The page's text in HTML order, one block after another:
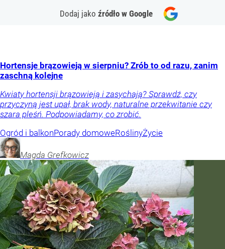
Dodaj jako źródło w Google
Hortensje brązowieją w sierpniu? Zrób to od razu, zanim
zaschną kolejne
Kwiaty hortensji brązowieją i zasychają? Sprawdź, czy
przyczyną jest upał, brak wody, naturalne przekwitanie czy
szara pleśń. Podpowiadamy, co zrobić.
Ogród i balkonPorady domoweRoślinyŻycie
Magda Grefkowicz